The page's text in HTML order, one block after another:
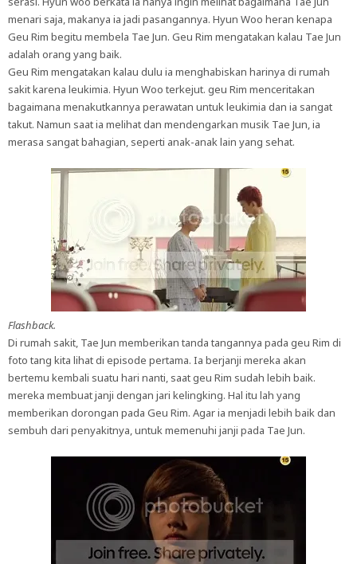
menari saja, makanya ia jadi pasangannya. Hyun Woo heran kenapa
Geu Rim begitu membela Tae Jun. Geu Rim mengatakan kalau Tae Jun
adalah orang yang baik.
Geu Rim mengatakan kalau dulu ia menghabiskan harinya di rumah
sakit karena leukimia. Hyun Woo terkejut. geu Rim menceritakan
bagaimana menakutkannya perawatan untuk leukimia dan ia sangat
takut. Namun saat ia melihat dan mendengarkan musik Tae Jun, ia
merasa sangat bahagian, seperti anak-anak lain yang sehat.
Flashback.
Di rumah sakit, Tae Jun memberikan tanda tangannya pada geu Rim di
foto tang kita lihat di episode pertama. Ia berjanji mereka akan
bertemu kembali suatu hari nanti, saat geu Rim sudah lebih baik.
mereka membuat janji dengan jari kelingking. Hal itu lah yang
memberikan dorongan pada Geu Rim. Agar ia menjadi lebih baik dan
sembuh dari penyakitnya, untuk memenuhi janji pada Tae Jun.